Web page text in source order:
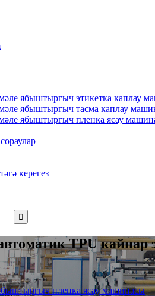
ябыштыргыч этикетка каплау
ябыштыргыч тасма каплау
ябыштыргыч пленка ясау
керегез
TPU
пленка ясау машинасы